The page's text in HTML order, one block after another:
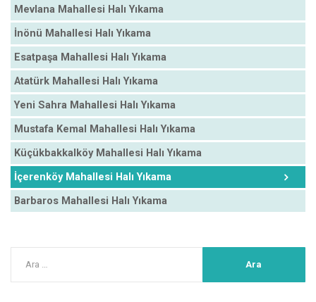
Mevlana Mahallesi Halı Yıkama
İnönü Mahallesi Halı Yıkama
Esatpaşa Mahallesi Halı Yıkama
Atatürk Mahallesi Halı Yıkama
Yeni Sahra Mahallesi Halı Yıkama
Mustafa Kemal Mahallesi Halı Yıkama
Küçükbakkalköy Mahallesi Halı Yıkama
İçerenköy Mahallesi Halı Yıkama
Barbaros Mahallesi Halı Yıkama